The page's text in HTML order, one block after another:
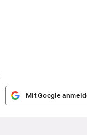
Mit Google